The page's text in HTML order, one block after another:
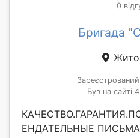
0
Бригада
Був на сайті
ЕНДАТЕЛЬНЫЕ